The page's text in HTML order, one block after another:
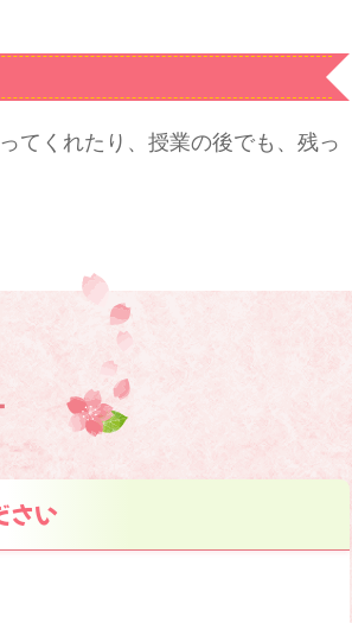
てくれたり、授業の後でも、残っ
さい